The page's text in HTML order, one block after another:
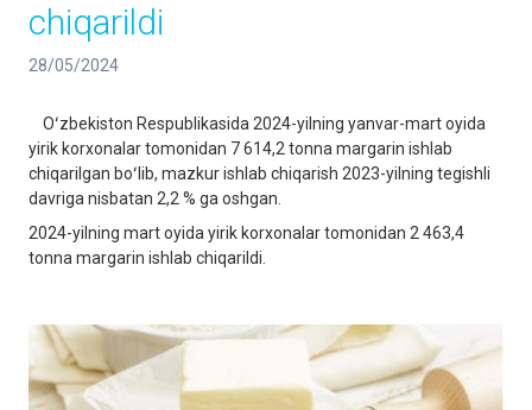
chiqarildi
28/05/2024
Oʻzbekiston Respublikasida 2024-yilning yanvar-mart oyida
yirik korxonalar tomonidan 7 614,2 tonna margarin ishlab
chiqarilgan boʻlib, mazkur ishlab chiqarish 2023-yilning tegishli
davriga nisbatan 2,2 % ga oshgan.
2024-yilning mart oyida yirik korxonalar tomonidan 2 463,4
tonna margarin ishlab chiqarildi.